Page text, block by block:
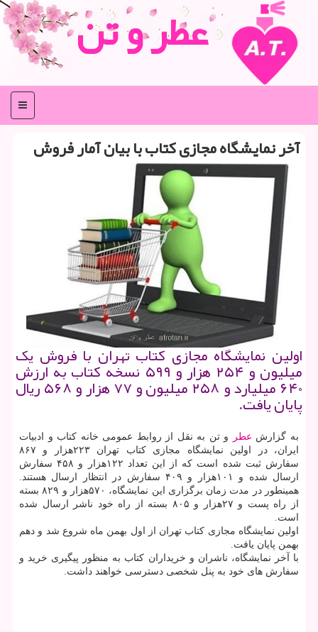
عطر و تن
منو
آخر نمایشگاه مجازی كتاب با بیان آمار فروش
اولین نمایشگاه مجازی کتاب تهران با فروش یک
میلیون و ۲۵۴ هزار و ۵۹۹ نسخه کتاب به ارزش
۶۴۰ میلیارد و ۲۵۸ میلیون و ۷۷ هزار و ۵۶۸ ریال
پایان یافت.
به گزارش عطر
و تن به نقل از روابط عمومی خانه کتاب و ادبیات
ایران، در اولین نمایشگاه مجازی کتاب تهران ۲۲۳هزار و ۸۶۷
سفارش ثبت شده است که از این تعداد ۱۲۲هزار و ۴۵۸ سفارش
ارسال شده و ۱۰۱هزار و ۴۰۹ سفارش در انتظار ارسال هستند.
همینطور در مدت زمان برگزاری این نمایشگاه، ۵۷۰هزار و ۸۲۹ بسته
از راه پست و ۲۷هزار و ۸۰۵ بسته از راه خود ناشر ارسال شده
است.
اولین نمایشگاه مجازی کتاب تهران از اول بهمن ماه شروع شد و دهم
بهمن پایان یافت.
با آخر نمایشگاه، ناشران و خریداران کتاب به منظور پیگیری خرید و
سفارش های خود به پنل شخصی دسترسی خواهند داشت.